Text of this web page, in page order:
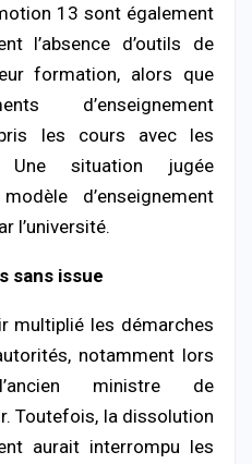
13 sont également
l’absence d’outils de
formation, alors que
d’enseignement
les cours avec les
Une situation jugée
d’enseignement
l’université.
sans issue
multiplié les démarches
notamment lors
ministre de
Toutefois, la dissolution
aurait interrompu les